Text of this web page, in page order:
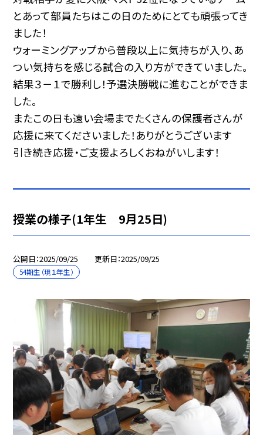
とあって部員たちはこの日のためにとても頑張ってき
ました！
ウォーミングアップから普段以上に気持ちが入り、あ
つい気持ちを感じる試合の入り方ができていました。
結果３－１で勝利し！予選決勝戦に進むことができま
した。
またこの日も遠い会場までたくさんの保護者さんが
応援に来てくださいました！ありがとうございます
引き続き応援・ご支援よろしくおねがいします！
授業の様子(1年生 9月25日)
公開日 2025/09/25 更新日 2025/09/25
54期生（現１年生）